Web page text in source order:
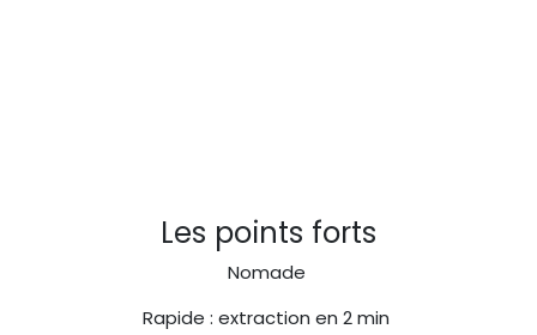
Les points forts
Nomade
Rapide : extraction en 2 min